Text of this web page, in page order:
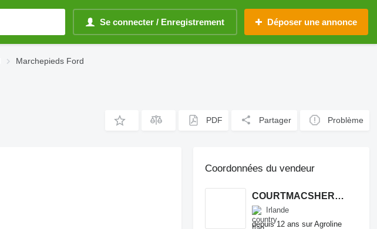
Se connecter / Enregistrement Déposer une annonce
Marchepieds Ford
PDF Partager Problème
Coordonnées du vendeur
COURTMACSHERRY MACHINERY LTD
Irlande
depuis 12 ans sur Agroline